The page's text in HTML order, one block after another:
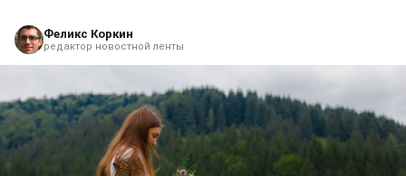
Феликс Коркин
редактор новостной ленты